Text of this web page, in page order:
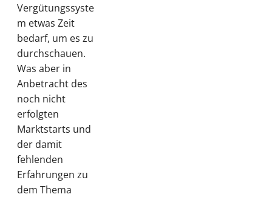
Vergütungssyste
m etwas Zeit
bedarf, um es zu
durchschauen.
Was aber in
Anbetracht des
noch nicht
erfolgten
Marktstarts und
der damit
fehlenden
Erfahrungen zu
dem Thema